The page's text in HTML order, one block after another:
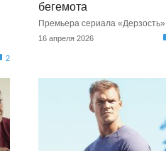
2
бегемота
Премьера сериала «Дерзость»
16 апреля 2026